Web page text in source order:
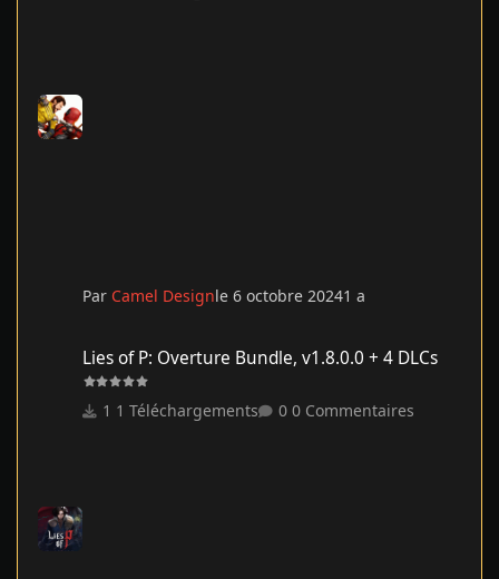
Par Camel Designle 6 octobre 20241 a
Lies of P: Overture Bundle, v1.8.0.0 + 4 DLCs
1 Téléchargements 0 Commentaires